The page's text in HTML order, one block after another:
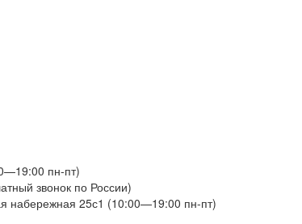
пн-пт)
звонок по России)
набережная 25с1 (10:00—19:00 пн-пт)